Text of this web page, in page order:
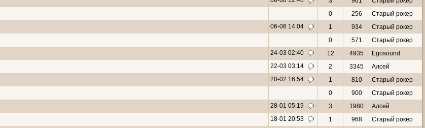
0 256
Старый рокер
06-06 14:04 1 934
Старый рокер
0 571
Старый рокер
24-03 02:40 12 4935
Egosound
22-03 03:14 2 3345
Алсей
20-02 16:54 1 810
Старый рокер
0 900
Старый рокер
28-01 05:19 3 1980
Алсей
18-01 20:53 1 968
Старый рокер